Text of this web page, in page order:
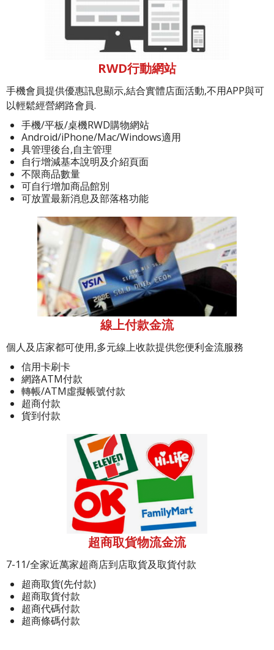
RWD行動網站
手機會員提供優惠訊息顯示,結合實體店面活動,不用APP與可
以輕鬆經營網路會員.
手機/平板/桌機RWD購物網站
Android/iPhone/Mac/Windows適用
具管理後台,自主管理
自行增減基本說明及介紹頁面
不限商品數量
可自行增加商品館別
可放置最新消息及部落格功能
線上付款金流
個人及店家都可使用,多元線上收款提供您便利金流服務
信用卡刷卡
網路ATM付款
轉帳/ATM虛擬帳號付款
超商付款
貨到付款
超商取貨物流金流
7-11/全家近萬家超商店到店取貨及取貨付款
超商取貨(先付款)
超商取貨付款
超商代碼付款
超商條碼付款